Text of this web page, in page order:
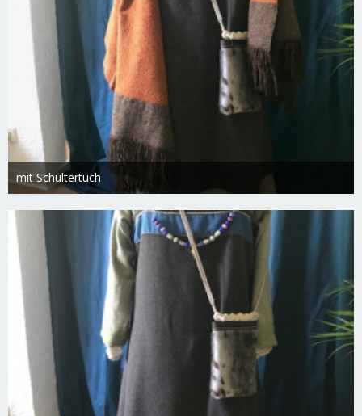
mit Schultertuch
Swietlana
27. Februar 2019
1.768
0 0